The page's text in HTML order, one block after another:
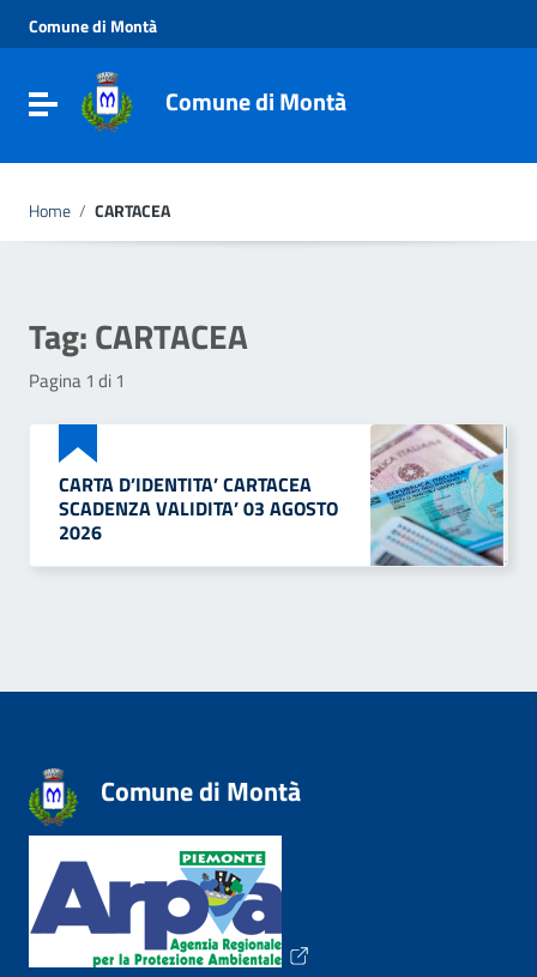
Vai al menu di navigazione
Vai al footer
Comune di Montà
Toggle navigationComune di Montà
Home / CARTACEA
Tag:CARTACEA
Pagina 1 di 1
CARTA D’IDENTITA’ CARTACEA
SCADENZA VALIDITA’ 03 AGOSTO
2026
Comune di Montà